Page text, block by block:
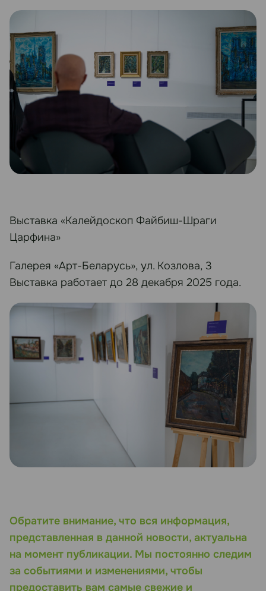
Выставка «Калейдоскоп Файбиш-Шраги
Царфина»
Галерея «Арт-Беларусь», ул. Козлова, 3
Выставка работает до 28 декабря 2025 года.
Обратите внимание, что вся информация,
представленная в данной новости, актуальна
на момент публикации. Мы постоянно следим
за событиями и изменениями, чтобы
предоставить вам самые свежие и